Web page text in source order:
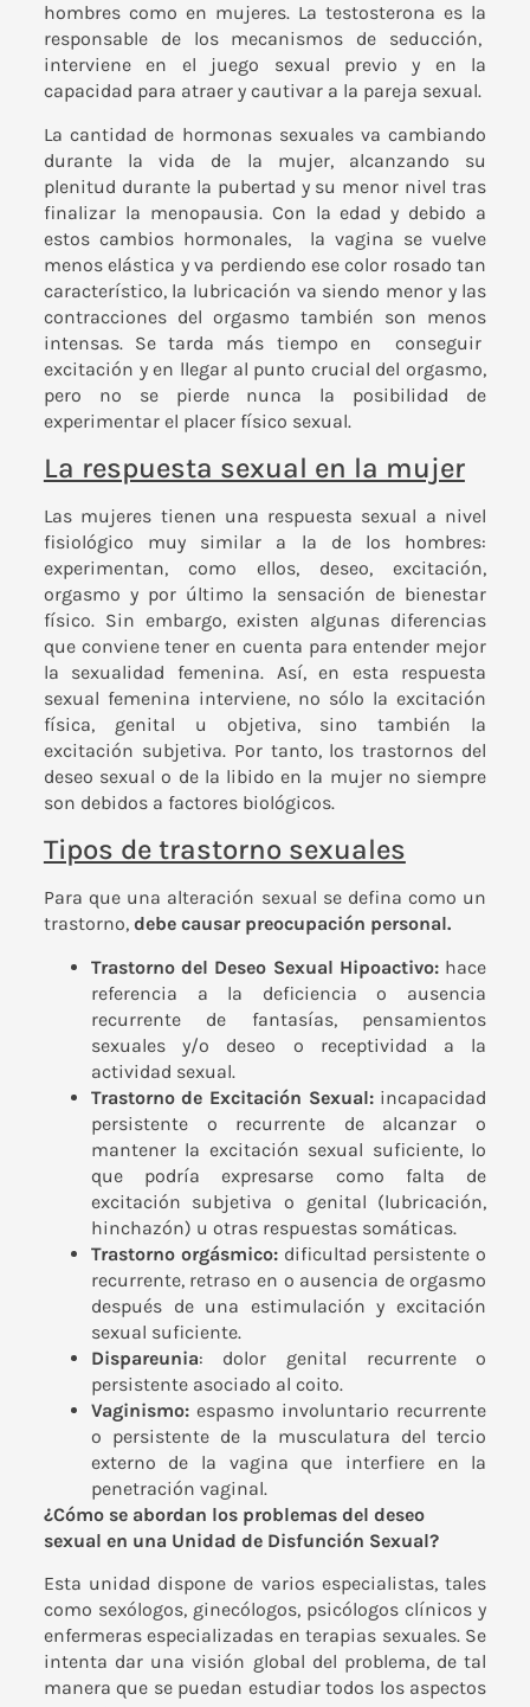
hombres como en mujeres. La testosterona es la
responsable de los mecanismos de seducción,
interviene en el juego sexual previo y en la
capacidad para atraer y cautivar a la pareja sexual.
La cantidad de hormonas sexuales va cambiando
durante la vida de la mujer, alcanzando su
plenitud durante la pubertad y su menor nivel tras
finalizar la menopausia. Con la edad y debido a
estos cambios hormonales, la vagina se vuelve
menos elástica y va perdiendo ese color rosado tan
característico, la lubricación va siendo menor y las
contracciones del orgasmo también son menos
intensas. Se tarda más tiempo en conseguir
excitación y en llegar al punto crucial del orgasmo,
pero no se pierde nunca la posibilidad de
experimentar el placer físico sexual.
La respuesta sexual en la mujer
Las mujeres tienen una respuesta sexual a nivel
fisiológico muy similar a la de los hombres:
experimentan, como ellos, deseo, excitación,
orgasmo y por último la sensación de bienestar
físico. Sin embargo, existen algunas diferencias
que conviene tener en cuenta para entender mejor
la sexualidad femenina. Así, en esta respuesta
sexual femenina interviene, no sólo la excitación
física, genital u objetiva, sino también la
excitación subjetiva. Por tanto, los trastornos del
deseo sexual o de la libido en la mujer no siempre
son debidos a factores biológicos.
Tipos de trastorno sexuales
Para que una alteración sexual se defina como un
trastorno, debe causar preocupación personal.
Trastorno del Deseo Sexual Hipoactivo: hace
referencia a la deficiencia o ausencia
recurrente de fantasías, pensamientos
sexuales y/o deseo o receptividad a la
actividad sexual.
Trastorno de Excitación Sexual: incapacidad
persistente o recurrente de alcanzar o
mantener la excitación sexual suficiente, lo
que podría expresarse como falta de
excitación subjetiva o genital (lubricación,
hinchazón) u otras respuestas somáticas.
Trastorno orgásmico: dificultad persistente o
recurrente, retraso en o ausencia de orgasmo
después de una estimulación y excitación
sexual suficiente.
Dispareunia: dolor genital recurrente o
persistente asociado al coito.
Vaginismo:espasmo involuntario recurrente
o persistente de la musculatura del tercio
externo de la vagina que interfiere en la
penetración vaginal.
¿Cómo se abordan los problemas del deseo
sexual en una Unidad de Disfunción Sexual?
Esta unidad dispone de varios especialistas, tales
como sexólogos, ginecólogos, psicólogos clínicos y
enfermeras especializadas en terapias sexuales. Se
intenta dar una visión global del problema, de tal
manera que se puedan estudiar todos los aspectos